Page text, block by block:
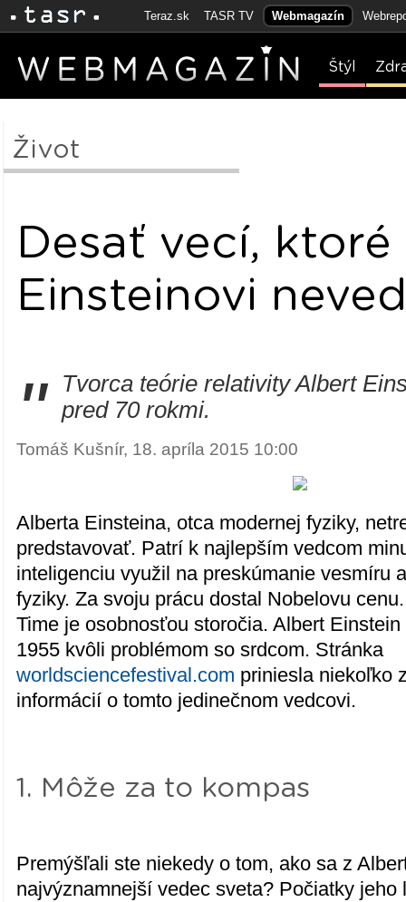
Teraz.sk TASR TV Webmagazín
Štýl
Život
Desať vecí, ktoré
Einsteinovi
"
Tvorca teórie relativity Albert
pred 70 rokmi.
Tomáš Kušnír, 18. apríla 2015 10:00
Alberta Einsteina, otca modernej fyziky,
predstavovať. Patrí k najlepším vedcom
inteligenciu využil na preskúmanie vesmíru
fyziky. Za svoju prácu dostal Nobelovu
Time je osobnosťou storočia. Albert
1955 kvôli problémom so srdcom. Stránka
worldsciencefestival.com priniesla niekoľko
informácií o tomto jedinečnom vedcovi.
1. Môže za to kompas
Premýšľali ste niekedy o tom, ako sa z
najvýznamnejší vedec sveta? Počiatky jeho